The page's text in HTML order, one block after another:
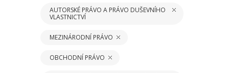
AUTORSKÉ PRÁVO A PRÁVO DUŠEVNÍHO
VLASTNICTVÍ
MEZINÁRODNÍ PRÁVO
OBCHODNÍ PRÁVO